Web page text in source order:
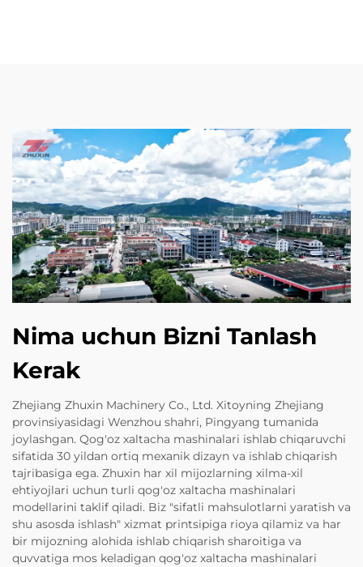
Nima uchun Bizni Tanlash
Kerak
Zhejiang Zhuxin Machinery Co., Ltd. Xitoyning Zhejiang
provinsiyasidagi Wenzhou shahri, Pingyang tumanida
joylashgan. Qog'oz xaltacha mashinalari ishlab chiqaruvchi
sifatida 30 yildan ortiq mexanik dizayn va ishlab chiqarish
tajribasiga ega. Zhuxin har xil mijozlarning xilma-xil
ehtiyojlari uchun turli qog'oz xaltacha mashinalari
modellarini taklif qiladi. Biz "sifatli mahsulotlarni yaratish va
shu asosda ishlash" xizmat printsipiga rioya qilamiz va har
bir mijozning alohida ishlab chiqarish sharoitiga va
quvvatiga mos keladigan qog'oz xaltacha mashinalari